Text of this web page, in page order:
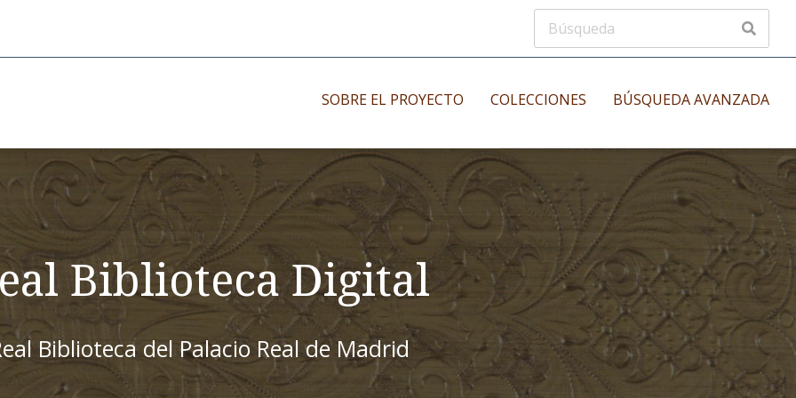
SOBRE EL PROYECTO COLECCIONES
Impresos antiguos
Impresos modernos
Impresos menores
Manuscritos musicales
Incunables
BÚSQUEDA AVANZADA
Biblioteca Digital
Biblioteca del Palacio Real de Madrid